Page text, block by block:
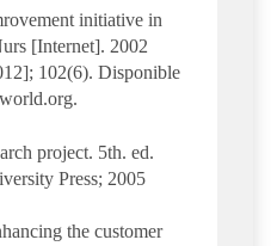
initiative in
[Internet]. 2002
102(6). Disponible
project. 5th. ed.
Press; 2005
the customer